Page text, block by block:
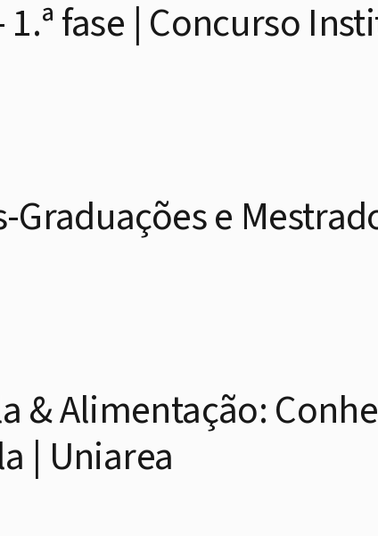
fase | Concurso
e
& Alimentação:
| Uniarea